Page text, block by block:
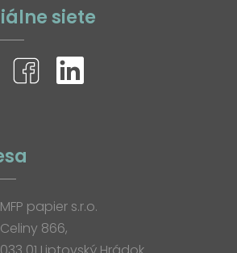
siete
MFP papier s.r.o.
Celiny 866,